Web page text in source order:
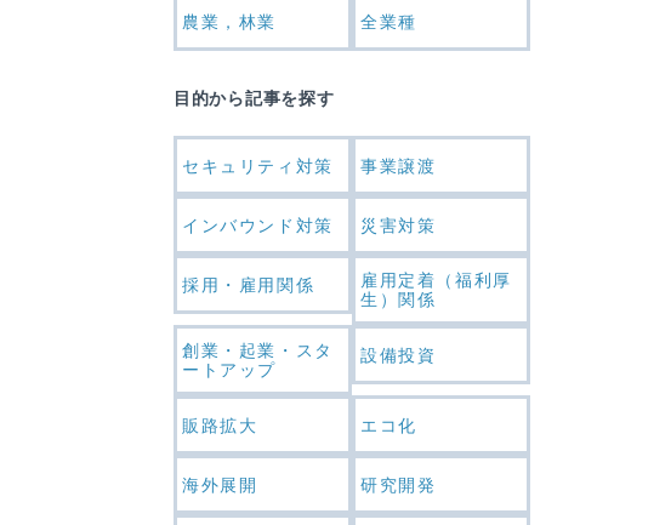
農業，林業 全業種
目的から記事を探す
セキュリティ対策 事業譲渡
インバウンド対策 災害対策
採用・雇用関係
雇用定着（福利厚
生）関係
創業・起業・スタ
ートアップ
設備投資
販路拡大 エコ化
海外展開 研究開発